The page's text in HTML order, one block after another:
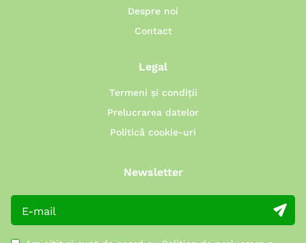
Despre noi
Contact
Legal
Termeni și condiții
Prelucrarea datelor
Politică cookie-uri
Newsletter